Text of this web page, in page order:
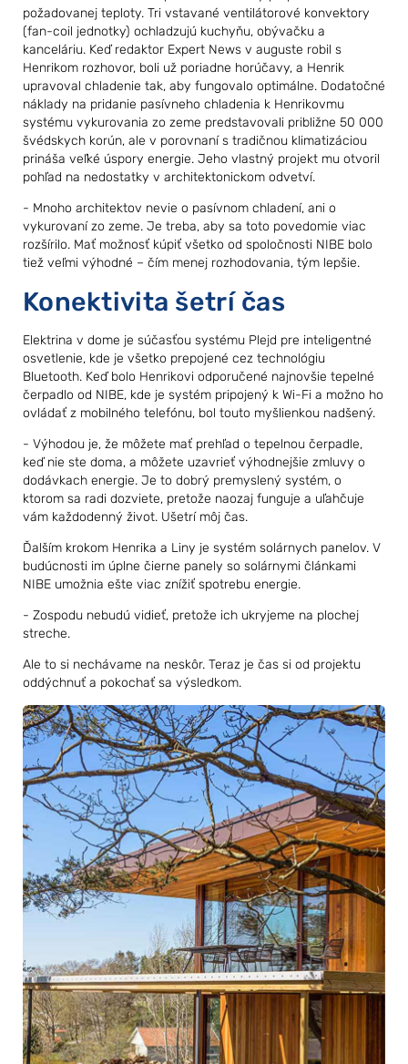
požadovanej teploty. Tri vstavané ventilátorové konvektory
(fan-coil jednotky) ochladzujú kuchyňu, obývačku a
kanceláriu. Keď redaktor Expert News v auguste robil s
Henrikom rozhovor, boli už poriadne horúčavy, a Henrik
upravoval chladenie tak, aby fungovalo optimálne. Dodatočné
náklady na pridanie pasívneho chladenia k Henrikovmu
systému vykurovania zo zeme predstavovali približne 50 000
švédskych korún, ale v porovnaní s tradičnou klimatizáciou
prináša veľké úspory energie. Jeho vlastný projekt mu otvoril
pohľad na nedostatky v architektonickom odvetví.
- Mnoho architektov nevie o pasívnom chladení, ani o
vykurovaní zo zeme. Je treba, aby sa toto povedomie viac
rozšírilo. Mať možnosť kúpiť všetko od spoločnosti NIBE bolo
tiež veľmi výhodné – čím menej rozhodovania, tým lepšie.
Konektivita šetrí čas
Elektrina v dome je súčasťou systému Plejd pre inteligentné
osvetlenie, kde je všetko prepojené cez technológiu
Bluetooth. Keď bolo Henrikovi odporučené najnovšie tepelné
čerpadlo od NIBE, kde je systém pripojený k Wi-Fi a možno ho
ovládať z mobilného telefónu, bol touto myšlienkou nadšený.
- Výhodou je, že môžete mať prehľad o tepelnou čerpadle,
keď nie ste doma, a môžete uzavrieť výhodnejšie zmluvy o
dodávkach energie. Je to dobrý premyslený systém, o
ktorom sa radi dozviete, pretože naozaj funguje a uľahčuje
vám každodenný život. Ušetrí môj čas.
Ďalším krokom Henrika a Liny je systém solárnych panelov. V
budúcnosti im úplne čierne panely so solárnymi článkami
NIBE umožnia ešte viac znížiť spotrebu energie.
- Zospodu nebudú vidieť, pretože ich ukryjeme na plochej
streche.
Ale to si nechávame na neskôr. Teraz je čas si od projektu
oddýchnuť a pokochať sa výsledkom.